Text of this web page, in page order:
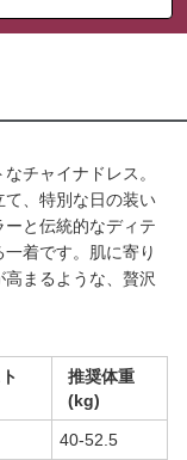
チャイナドレス。
て、特別な日の装い
と伝統的なディテ
着です。肌に寄り
まるような、贅沢
推奨体重
(kg)
40-52.5